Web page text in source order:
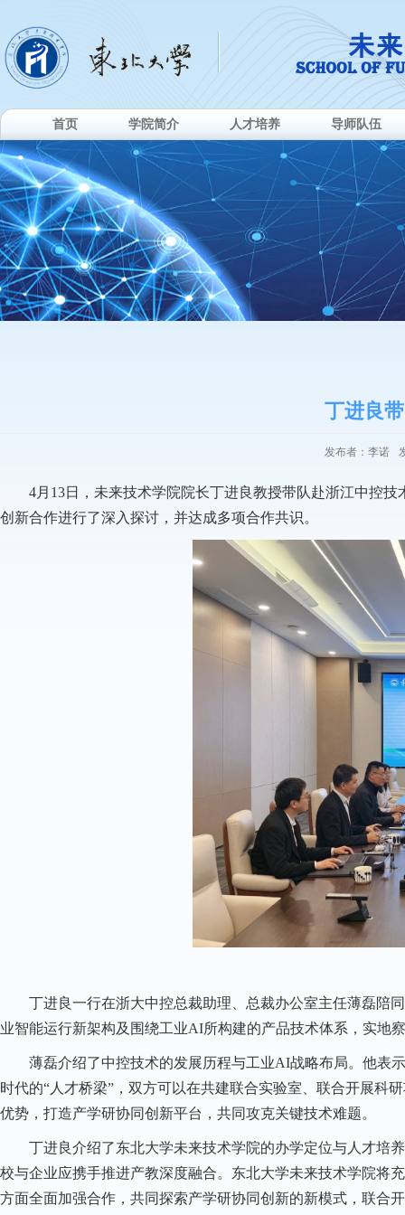
首页 学院简介 人才培养 导师队伍
丁进良
发布者：李诺
4月 13日，未来技术学院院长丁进良教授带队赴浙江中控
创新合作进行了深入探讨，并达成多项合作共识。
丁进良一行在浙大中控总裁助理、总裁办公室主任薄磊陪
业智能运行新架构及围绕工业AI所构建的产品技术体系，实地
薄磊介绍了中控技术的发展历程与工业AI战略布局。他表
时代的“人才桥梁”，双方可以在共建联合实验室、联合开展科
优势，打造产学研协同创新平台，共同攻克关键技术难题。
丁进良介绍了东北大学未来技术学院的办学定位与人才培
校与企业应携手推进产教深度融合。东北大学未来技术学院将
方面全面加强合作，共同探索产学研协同创新的新模式，联合